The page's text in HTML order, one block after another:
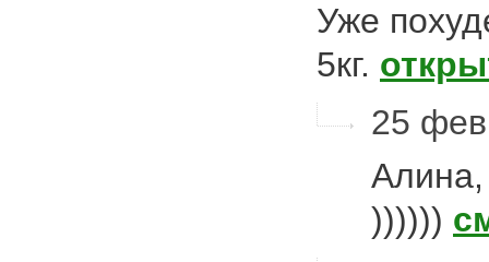
Уже
5кг.
25
Алина,
))))))